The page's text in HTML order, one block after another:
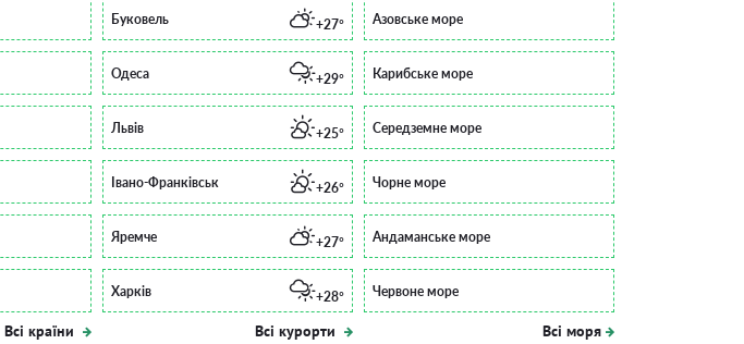
Всі країни
Буковель +27°
Одеса +29°
Львів +25°
Івано-Франківськ +26°
Яремче +27°
Харків +28°
Всі курорти
Азовське море
Карибське море
Середземне море
Чорне море
Андаманське море
Червоне море
Всі моря